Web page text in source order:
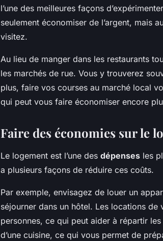
l’une des meilleures façons
seulement économiser de l’argent, mais
visitez.
Au lieu de manger dans les restaurants
les marchés de rue. Vous y trouverez
plus, faire vos courses au marché local
qui peut vous faire économiser encore
Faire des économies sur le
Le logement est l’une des dépenses les
a plusieurs façons de réduire ces coûts.
Par exemple, envisagez de louer un
séjourner dans un hôtel. Les locations
personnes, ce qui peut aider à répartir
d’une cuisine, ce qui vous permet de